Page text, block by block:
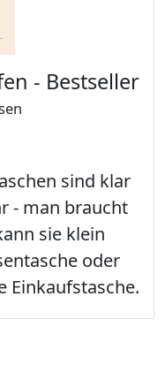
- Bestseller
sind klar
- man braucht
sie klein
oder
Einkaufstasche.